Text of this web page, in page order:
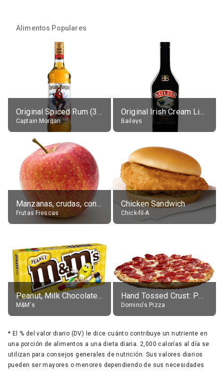
Alimentos Populares
Original Spiced Rum (35% alc.)
Captain Morgan
Original Irish Cream Liqueur (17% alc.)
Baileys
Manzanas, crudas, con piel
Frutas Frescas
Chicken Sandwich
Chick-fil-A
Peanut, Milk Chocolate Candies
M&M's
Hand Tossed Crust: Pepperoni Pizza (Large 14")
Domino's Pizza
* El % del valor diario (DV) le dice cuánto contribuye un nutriente en
una porción de alimentos a una dieta diaria. 2,000 calorías al día se
utilizan para consejos generales de nutrición. Sus valores diarios
pueden ser mayores o menores dependiendo de sus necesidades